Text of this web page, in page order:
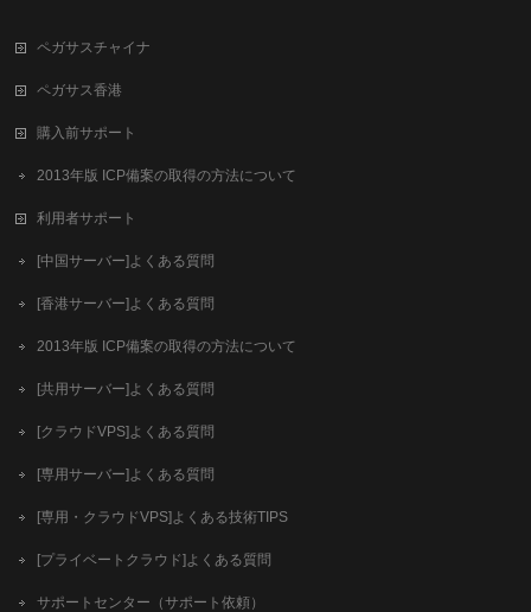
ペガサスチャイナ
ペガサス香港
購入前サポート
2013年版 ICP備案の取得の方法について
利用者サポート
[中国サーバー]よくある質問
[香港サーバー]よくある質問
2013年版 ICP備案の取得の方法について
[共用サーバー]よくある質問
[クラウドVPS]よくある質問
[専用サーバー]よくある質問
[専用・クラウドVPS]よくある技術TIPS
[プライベートクラウド]よくある質問
サポートセンター（サポート依頼）